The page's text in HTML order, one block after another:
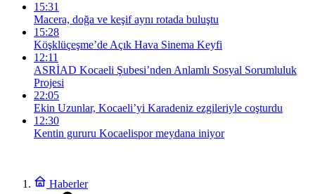
15:31
Macera, doğa ve keşif aynı rotada buluştu
15:28
Köşklüçeşme’de Açık Hava Sinema Keyfi
12:11
ASRİAD Kocaeli Şubesi’nden Anlamlı Sosyal Sorumluluk
Projesi
22:05
Ekin Uzunlar, Kocaeli’yi Karadeniz ezgileriyle coşturdu
12:30
Kentin gururu Kocaelispor meydana iniyor
Haberler